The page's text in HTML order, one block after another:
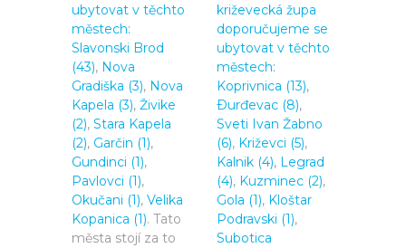
ubytovat v těchto
městech:
Slavonski Brod
(43), Nova
Gradiška (3), Nova
Kapela (3), Živike
(2), Stara Kapela
(2), Garčin (1),
Gundinci (1),
Pavlovci (1),
Okučani (1), Velika
Kopanica (1). Tato
města stojí za to
križevecká župa
doporučujeme se
ubytovat v těchto
městech:
Koprivnica (13),
Ðurđevac (8),
Sveti Ivan Žabno
(6), Križevci (5),
Kalnik (4), Legrad
(4), Kuzminec (2),
Gola (1), Kloštar
Podravski (1),
Subotica